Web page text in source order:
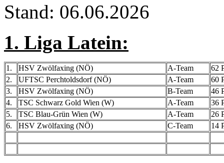
Stand: 06.06.2026
1. Liga Latein:
1. HSV Zwölfaxing (NÖ) A-Team
62
2.
UFTSC Perchtoldsdorf (NÖ) A-Team
60
3.
HSV Zwölfaxing (NÖ) B-Team
46
4.
TSC Schwarz Gold Wien (W) A-Team
36
5.
TSC Blau-Grün Wien (W) A-Team
26
6.
HSV Zwölfaxing (NÖ) C-Team 14